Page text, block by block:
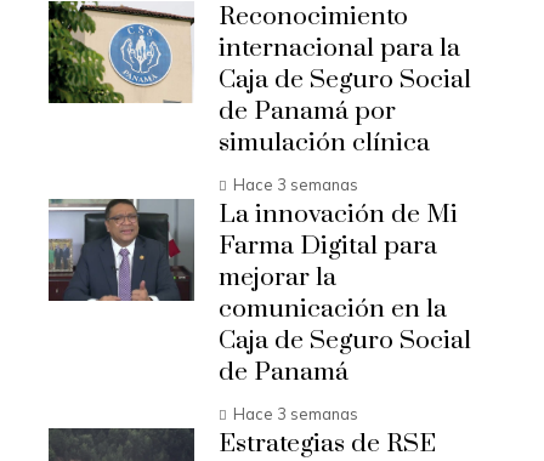
Reconocimiento
internacional para la
Caja de Seguro Social
de Panamá por
simulación clínica
Hace 3 semanas
La innovación de Mi
Farma Digital para
mejorar la
comunicación en la
Caja de Seguro Social
de Panamá
Hace 3 semanas
Estrategias de RSE